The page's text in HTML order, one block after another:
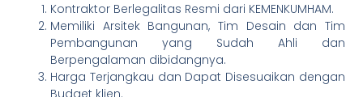
Kontraktor Berlegalitas Resmi dari KEMENKUMHAM.
Memiliki Arsitek Bangunan, Tim Desain dan Tim
Pembangunan yang Sudah Ahli dan
Berpengalaman dibidangnya.
Harga Terjangkau dan Dapat Disesuaikan dengan